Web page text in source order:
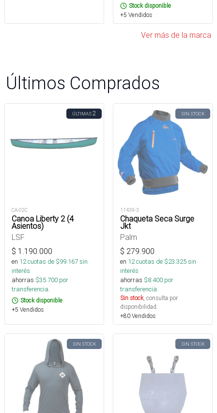
Stock disponible
+5 Vendidos
Ver más de la marca
Últimos Comprados
ÚLTIMAS2
CA-02C
Canoa Liberty 2 (4
Asientos)
LSF
$ 1.190.000
en 12cuotas de $99.167sin
interés
ahorras $35.700 por
transferencia.
Stock disponible
+5 Vendidos
SIN STOCK
11439-3
Chaqueta Seca Surge
Jkt
Palm
$ 279.900
en 12cuotas de $23.325sin
interés
ahorras $8.400 por
transferencia.
Sin stock, consulta por
disponibilidad.
+80 Vendidos
SIN STOCK SIN STOCK